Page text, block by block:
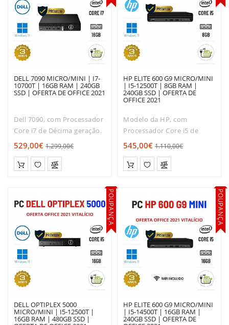
DELL 7090 MICRO/MINI | I7-
10700T | 16GB RAM | 240GB
SSD | OFERTA DE OFFICE 2021
Dell 7090, com Processador
Core i7 de Décima geração.
Muito boa relação
preço!O Dell 7090 TINY é
desktops.Uma solu..
529,00€ 1.299,00€
HP ELITE 600 G9 MICRO/MINI
| I5-12500T | 8GB RAM |
240GB SSD | OFERTA DE
OFFICE 2021
Modelo da HP, com
Processador Core i5 de
Décima Segunda geração.
qualidade / Rapidez /
solicitados entre os mini-
desk..
545,00€ 1.110,00€
POUPANÇA
DELL OPTIPLEX 5000
MICRO/MINI | I5-12500T |
16GB RAM | 480GB SSD |
POUPANÇA
HP ELITE 600 G9 MICRO/MINI
| I5-14500T | 16GB RAM |
240GB SSD | OFERTA DE